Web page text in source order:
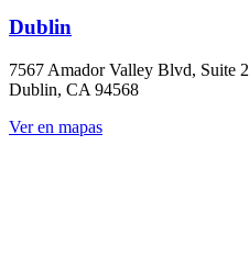
Dublin
7567 Amador Valley Blvd, Suite
Dublin, CA 94568
Ver en mapas